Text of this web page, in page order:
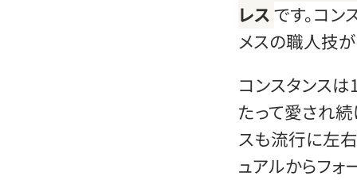
レスです。コ
メスの職人技が
コンスタンス
たって愛され続
スも流行に左
ュアルからフォ